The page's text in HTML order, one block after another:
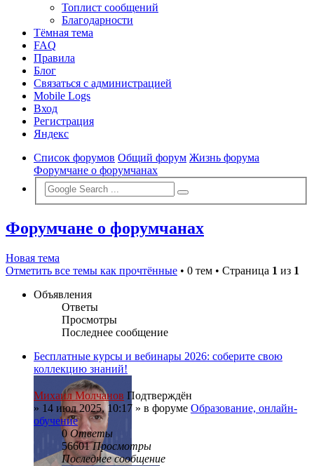
Топлист сообщений
Благодарности
Тёмная тема
FAQ
Правила
Блог
Связаться с администрацией
Mobile Logs
Вход
Регистрация
Яндекс
Список форумов Общий форум Жизнь форума
Форумчане о форумчанах
Форумчане о форумчанах
Новая тема
Отметить все темы как прочтённые • 0 тем • Страница 1 из 1
Объявления
Ответы
Просмотры
Последнее сообщение
Бесплатные курсы и вебинары 2026: соберите свою
коллекцию знаний!
Михаил Молчанов Подтверждён
» 14 июл 2025, 10:17 » в форуме Образование, онлайн-
обучение
0 Ответы
56601Просмотры
Последнее сообщение